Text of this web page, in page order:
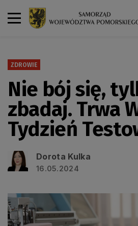
ZDROWIE
Nie bój się,
zbadaj. Trwa
Tydzień
Dorota Kulka
16.05.2024